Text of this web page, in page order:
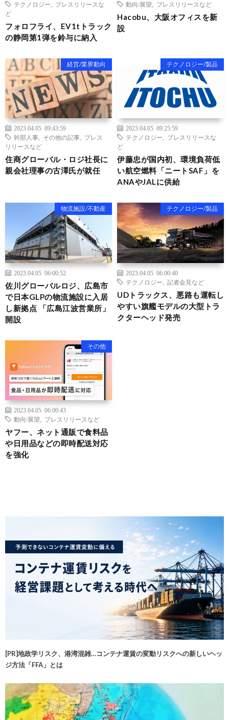
テクノロジー
プレスリリースな
ど
フォロフライ、EV1tトラック
の静岡第1弾を鈴与に納入
動向/展望
プレスリリースなど
Hacobu、大阪オフィスを新
設
経営/業界動向
2023.04.05 09:43:59
幹部人事
その他の記事
プレス
リリースなど
住商グローバル・ロジ社長に
親会社理事の古澤氏が就任
テクノロジー/製品
2023.04.05 09:25:59
テクノロジー
プレスリリースな
ど
伊藤忠が国内初、環境負荷低
い航空燃料「ニートSAF」を
ANAやJALに供給
物流施設/不動産
2023.04.05 06:00:52
佐川グローバルロジ、広島市
で日本GLPの物流施設に入居
し新拠点 「広島江波営業所」
開設
テクノロジー/製品
2023.04.05 06:00:40
テクノロジー
記者会見など
UDトラックス、悪路も運転し
やすい旗艦モデルの大型トラ
クターヘッド発売
その他
2023.04.05 06:00:43
動向/展望
プレスリリースなど
ヤフー、ネット通販で食料品
や日用品などの即時配送対応
を強化
[PR]地政学リスク、港湾混雑…コンテナ運賃の変動リスクへの新しいヘッ
ジ方法「FFA」とは